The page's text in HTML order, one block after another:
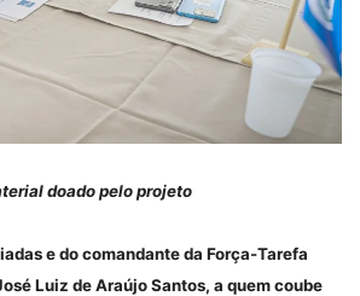
doado pelo projeto
e do comandante da Força-Tarefa
Luiz de Araújo Santos, a quem coube